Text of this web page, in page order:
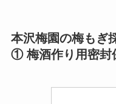
本沢梅園の梅もぎ
① 梅酒作り用密封